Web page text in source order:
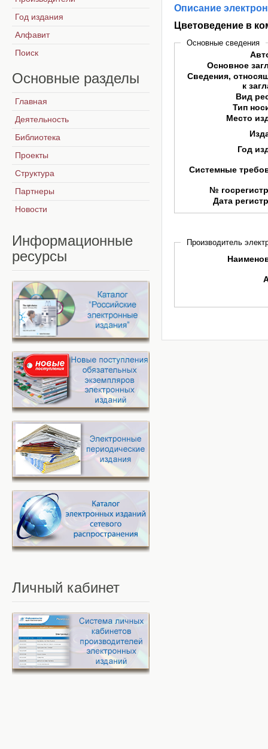
Описание
Цветоведение в
Основные сведения
Основное
Сведения,
к
Вид
Тип
Место
Год
Системные
№
Дата
Производитель
Год издания
Алфавит
Поиск
Основные разделы
Главная
Деятельность
Библиотека
Проекты
Структура
Партнеры
Новости
Информационные
ресурсы
Личный кабинет